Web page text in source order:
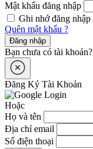
Mật khẩu đăng nhập
Ghi nhớ đăng nhập
Quên mật khẩu ?
Đăng nhập
Bạn chưa có tài khoản?
Đăng Ký Tài Khoản
Hoặc
Họ và tên
Địa chỉ email
Số điện thoại